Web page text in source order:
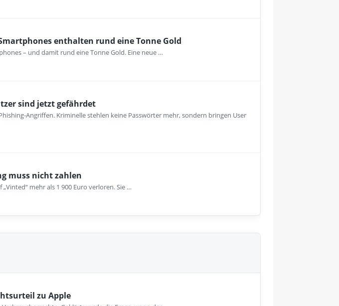
enthalten rund eine Tonne Gold
– und damit rund eine Tonne Gold. Eine neue …
sind jetzt gefährdet
Angriffen. Kriminelle stehlen keine Passwörter mehr, sondern bringen User
muss nicht zahlen
mehr als 1 900 Euro verloren. Sie …
zu Apple